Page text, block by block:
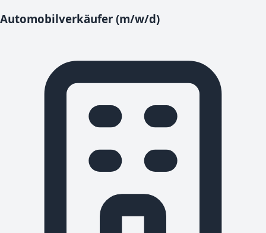
Automobilverkäufer (m/w/d)